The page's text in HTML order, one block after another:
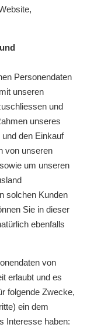
Personendaten
unseren
und
unseres
den Einkauf
von unseren
um unseren
solchen Kunden
Sie in dieser
ebenfalls
von
erlaubt und es
folgende Zwecke,
ein dem
Interesse haben: